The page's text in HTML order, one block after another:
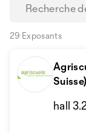
29 Exposants
Suisse)
hall